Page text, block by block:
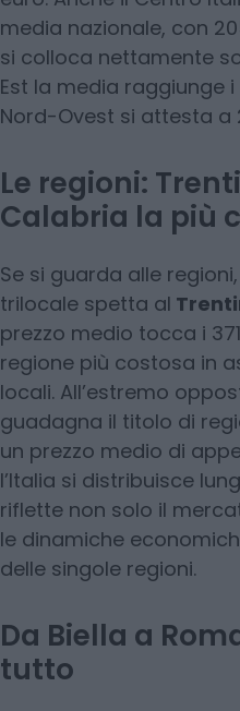
media nazionale, con
si colloca nettamente
Est la media raggiunge
Nord-Ovest si attesta a
Le regioni:
Calabria la più
Se si guarda alle
trilocale spetta al
prezzo medio tocca i
regione più costosa in
locali. All’estremo
guadagna il titolo di
un prezzo medio di
l’Italia si distribuisce
riflette non solo il
le dinamiche
delle singole regioni.
Da Biella a
tutto